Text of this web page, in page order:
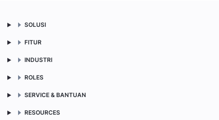
SOLUSI
FITUR
INDUSTRI
ROLES
SERVICE & BANTUAN
RESOURCES